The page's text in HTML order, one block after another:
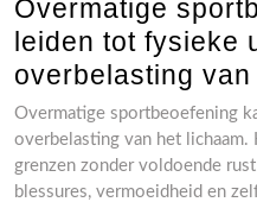
Overmatige
leiden tot fysieke
overbelasting
Overmatige sportbeoefening
overbelasting van het lichaam.
grenzen zonder voldoende
blessures, vermoeidheid en